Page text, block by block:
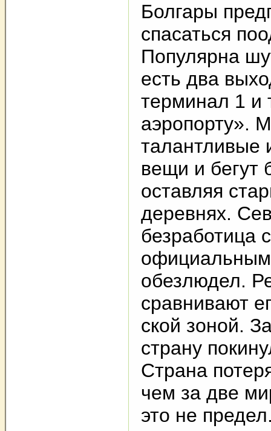
Болгары
спасаться
Популярна
есть два
терминал 1 и
аэропорту».
талантливые
вещи и бегут
оставляя
деревнях.
безработица
обезлюдел.
сравнивают
ской зоной.
страну
Страна
чем за две
это не